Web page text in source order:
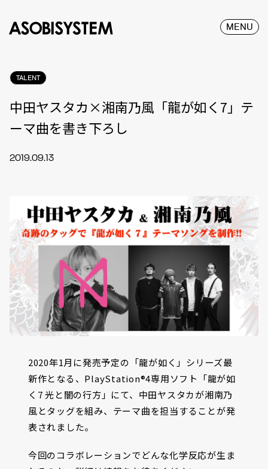
MENU
TALENT
中田ヤスタカ×湘南乃風「龍が如く7」テ
ーマ曲を書き下ろし
2019.09.13
2020年1月に発売予定の「龍が如く」シリーズ最
新作となる、PlayStation®4専用ソフト「龍が如
く7 光と闇の行方」にて、中田ヤスタカが湘南乃
風とタッグを組み、テーマ曲を担当することが発
表されました。
今回のコラボレーションでどんな化学反応が生ま